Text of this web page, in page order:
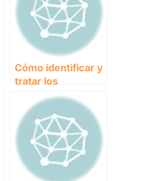
Cómo identificar y
tratar los
temblores en
perros